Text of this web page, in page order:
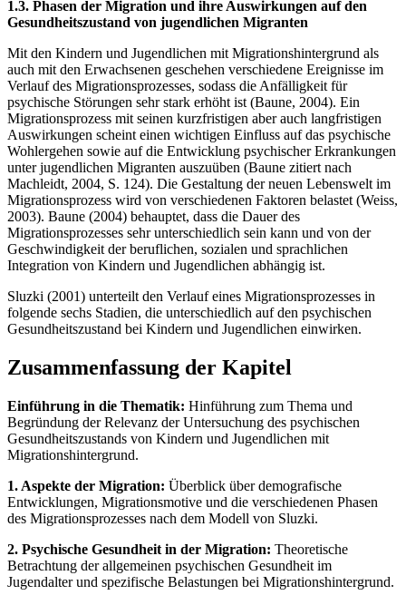
1.3. Phasen der Migration und ihre Auswirkungen auf den
Gesundheitszustand von jugendlichen Migranten
Mit den Kindern und Jugendlichen mit Migrationshintergrund als
auch mit den Erwachsenen geschehen verschiedene Ereignisse im
Verlauf des Migrationsprozesses, sodass die Anfälligkeit für
psychische Störungen sehr stark erhöht ist (Baune, 2004). Ein
Migrationsprozess mit seinen kurzfristigen aber auch langfristigen
Auswirkungen scheint einen wichtigen Einfluss auf das psychische
Wohlergehen sowie auf die Entwicklung psychischer Erkrankungen
unter jugendlichen Migranten auszuüben (Baune zitiert nach
Machleidt, 2004, S. 124). Die Gestaltung der neuen Lebenswelt im
Migrationsprozess wird von verschiedenen Faktoren belastet (Weiss,
2003). Baune (2004) behauptet, dass die Dauer des
Migrationsprozesses sehr unterschiedlich sein kann und von der
Geschwindigkeit der beruflichen, sozialen und sprachlichen
Integration von Kindern und Jugendlichen abhängig ist.
Sluzki (2001) unterteilt den Verlauf eines Migrationsprozesses in
folgende sechs Stadien, die unterschiedlich auf den psychischen
Gesundheitszustand bei Kindern und Jugendlichen einwirken.
Zusammenfassung der Kapitel
Einführung in die Thematik: Hinführung zum Thema und
Begründung der Relevanz der Untersuchung des psychischen
Gesundheitszustands von Kindern und Jugendlichen mit
Migrationshintergrund.
1. Aspekte der Migration: Überblick über demografische
Entwicklungen, Migrationsmotive und die verschiedenen Phasen
des Migrationsprozesses nach dem Modell von Sluzki.
2. Psychische Gesundheit in der Migration: Theoretische
Betrachtung der allgemeinen psychischen Gesundheit im
Jugendalter und spezifische Belastungen bei Migrationshintergrund.